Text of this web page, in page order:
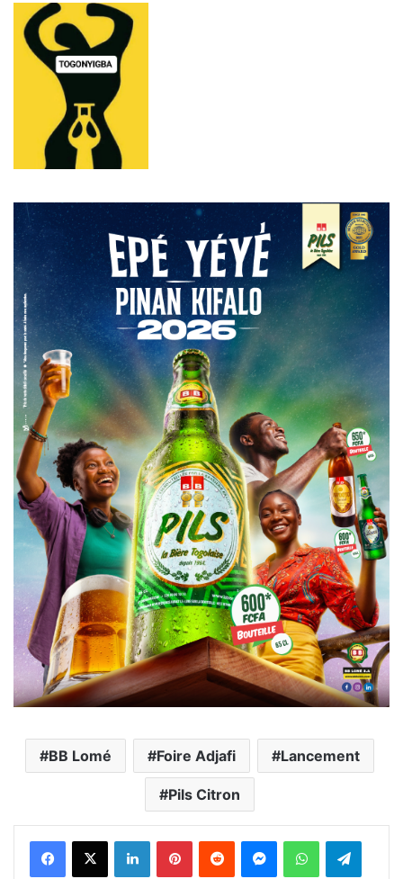
BB Lomé Foire Adjafi Lancement
Pils Citron
FacebookX Linkedin PinterestReddit MessengerWhatsAppTelegram